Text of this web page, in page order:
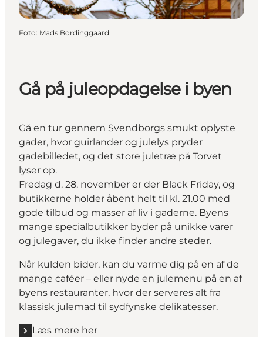
Foto: Mads Bordinggaard
Gå på juleopdagelse i byen
Gå en tur gennem Svendborgs smukt oplyste
gader, hvor guirlander og julelys pryder
gadebilledet, og det store juletræ på Torvet
lyser op.
Fredag d. 28. november er der Black Friday, og
butikkerne holder åbent helt til kl. 21.00 med
gode tilbud og masser af liv i gaderne. Byens
mange specialbutikker byder på unikke varer
og julegaver, du ikke finder andre steder.
Når kulden bider, kan du varme dig på en af de
mange caféer – eller nyde en julemenu på en af
byens restauranter, hvor der serveres alt fra
klassisk julemad til sydfynske delikatesser.
Læs mere her